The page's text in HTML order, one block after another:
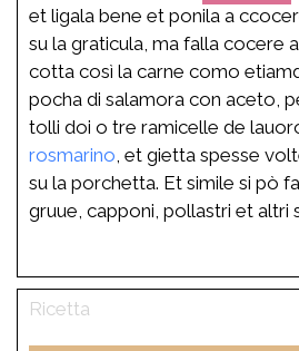
et ligala bene et ponila a
su la graticula, ma falla cocere
cotta così la carne como
pocha di salamora con aceto,
tolli doi o tre ramicelle de
rosmarino , et gietta spesse
su la porchetta. Et simile si pò
gruue, capponi, pollastri et altri